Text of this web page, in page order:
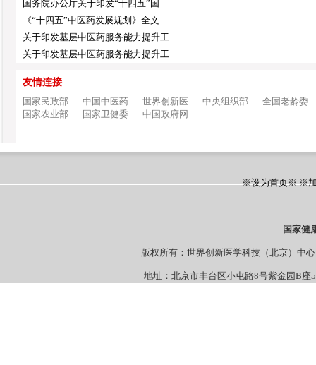
国务院办公厅关于印发“十四五”国
《“十四五”中医药发展规划》全文
关于印发基层中医药服务能力提升工
关于印发基层中医药服务能力提升工
友情连接
国家民政部
中国中医药 世界创新医 中央组织部
全国老龄委
国家农业部
国家卫健委 中国政府网
※设为首页※ ※
国家健
版权所有：世界创新医学科技（北京）
地址：北京市丰台区小屯路8号紫金园B